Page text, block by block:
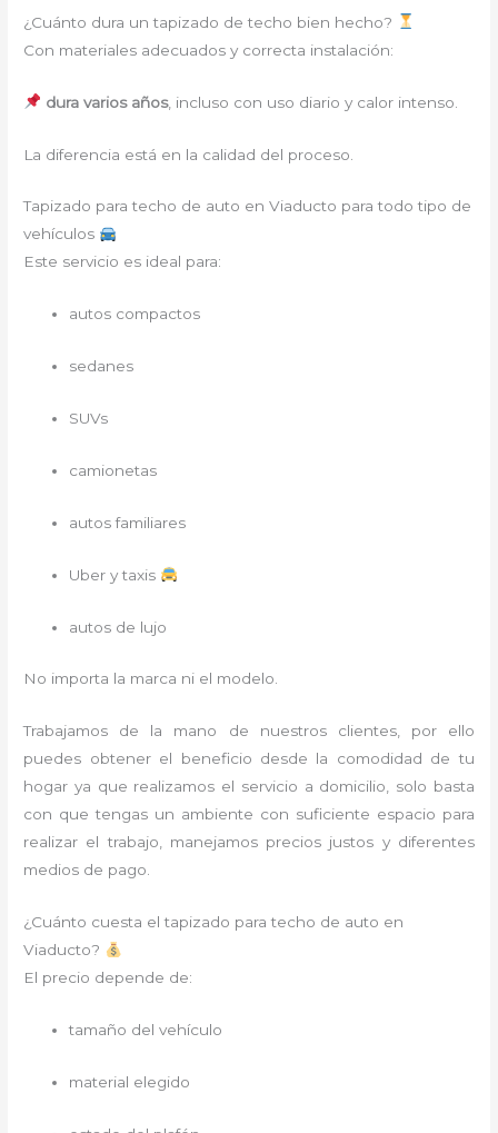
¿Cuánto dura un tapizado de techo bien hecho?
Con materiales adecuados y correcta instalación:
dura varios años, incluso con uso diario y calor intenso.
La diferencia está en la calidad del proceso.
Tapizado para techo de auto en Viaducto para todo tipo de
vehículos
Este servicio es ideal para:
autos compactos
sedanes
SUVs
camionetas
autos familiares
Uber y taxis
autos de lujo
No importa la marca ni el modelo.
Trabajamos de la mano de nuestros clientes, por ello
puedes obtener el beneficio desde la comodidad de tu
hogar ya que realizamos el servicio a domicilio, solo basta
con que tengas un ambiente con suficiente espacio para
realizar el trabajo, manejamos precios justos y diferentes
medios de pago.
¿Cuánto cuesta el tapizado para techo de auto en
Viaducto?
El precio depende de:
tamaño del vehículo
material elegido